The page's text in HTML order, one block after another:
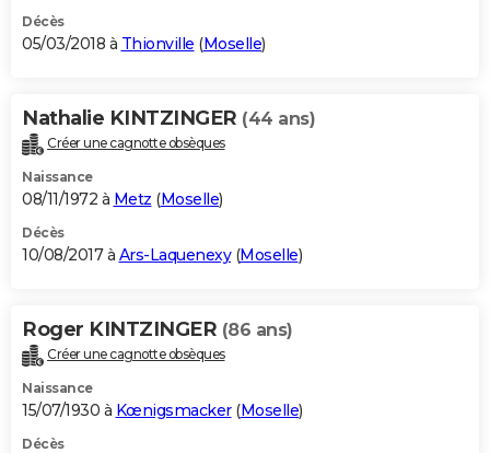
Décès
05/03/2018 à Thionville (Moselle)
Nathalie KINTZINGER (44 ans)
Créer une cagnotte obsèques
Naissance
08/11/1972 à Metz (Moselle)
Décès
10/08/2017 à Ars-Laquenexy(Moselle)
Roger KINTZINGER (86 ans)
Créer une cagnotte obsèques
Naissance
15/07/1930 à Kœnigsmacker(Moselle)
Décès